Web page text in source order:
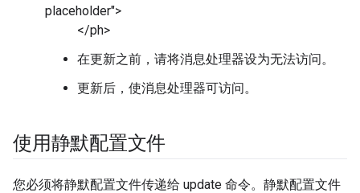
placeholder">
</ph>
在更新之前，请将消息处理器设为无法访问。
更新后，使消息处理器可访问。
使用静默配置文件
您必须将静默配置文件传递给 update 命令。静默配置文件